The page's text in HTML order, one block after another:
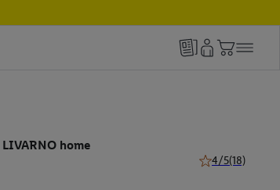
home
4/5(18)